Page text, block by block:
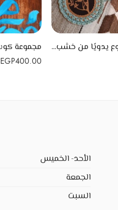
كوستر مصنوع يدويًا من خشب أبلاكاش plywood
EGP400.00
الأحد- الخميس
الجمعة
السبت